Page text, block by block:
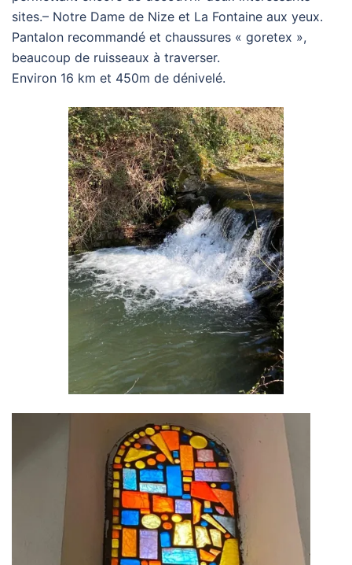
sites.– Notre Dame de Nize et La Fontaine aux yeux.
Pantalon recommandé et chaussures « goretex »,
beaucoup de ruisseaux à traverser.
Environ 16 km et 450m de dénivelé.